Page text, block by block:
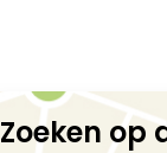
Zoeken op